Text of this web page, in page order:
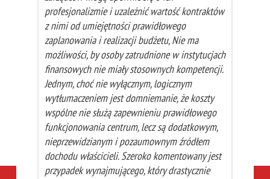
profesjonalizmie i uzależnić wartość kontraktów
z nimi od umiejętności prawidłowego
zaplanowania i realizacji budżetu, Nie ma
możliwości, by osoby zatrudnione w instytucjach
finansowych nie miały stosownych kompetencji.
Jednym, choć nie wyłącznym, logicznym
wytłumaczeniem jest domniemanie, że koszty
wspólne nie służą zapewnieniu prawidłowego
funkcjonowania centrum, lecz są dodatkowym,
nieprzewidzianym i pozaumownym źródłem
dochodu właścicieli. Szeroko komentowany jest
przypadek wynajmującego, który drastycznie